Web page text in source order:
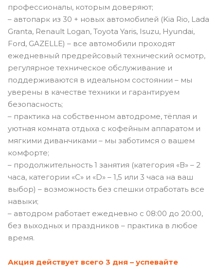
профессионалы, которым доверяют;
– автопарк из 30 + новых автомобилей (Kia Rio, Lada
Granta, Renault Logan, Toyota Yaris, Isuzu, Hyundai,
Ford, GAZELLE) – все автомобили проходят
ежедневный предрейсовый технический осмотр,
регулярное техническое обслуживание и
поддерживаются в идеальном состоянии – мы
уверены в качестве техники и гарантируем
безопасность;
– практика на собственном автодроме, тёплая и
уютная комната отдыха с кофейным аппаратом и
мягкими диванчиками – мы заботимся о вашем
комфорте;
– продолжительность 1 занятия (категория «В» – 2
часа, категории «C» и «D» – 1,5 или 3 часа на ваш
выбор) – возможность без спешки отработать все
навыки;
– автодром работает ежедневно с 08:00 до 20:00,
без выходных и праздников – практика в любое
время.
Акция действует всего 3 дня – успевайте